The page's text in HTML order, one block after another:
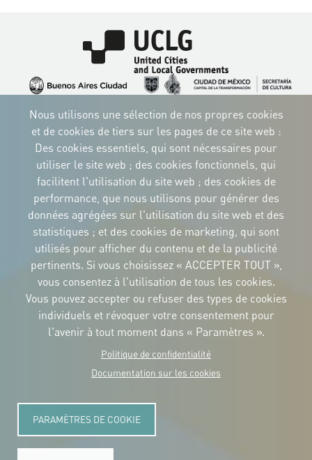
Image
Image
Image
ImageImageImage
IDENTITÉ CORPORTATIVE
Téléchargez
les logos et le
manuel
NEWSLETTER
CONTACT
Carrer Avinyó, 15
08002 Barcelona
culture@uclg.org
Nous utilisons une sélection de nos propres cookies
et de cookies de tiers sur les pages de ce site web :
Des cookies essentiels, qui sont nécessaires pour
utiliser le site web ; des cookies fonctionnels, qui
facilitent l'utilisation du site web ; des cookies de
performance, que nous utilisons pour générer des
données agrégées sur l'utilisation du site web et des
statistiques ; et des cookies de marketing, qui sont
utilisés pour afficher du contenu et de la publicité
pertinents. Si vous choisissez « ACCEPTER TOUT »,
vous consentez à l'utilisation de tous les cookies.
Vous pouvez accepter ou refuser des types de cookies
individuels et révoquer votre consentement pour
l'avenir à tout moment dans « Paramètres ».
Politique de confidentialité
Documentation sur les cookies
PARAMÈTRES DE COOKIE